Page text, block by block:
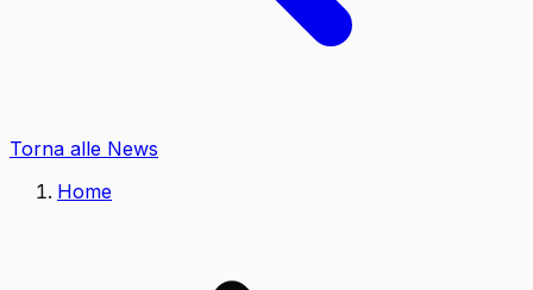
Torna alle News
Home